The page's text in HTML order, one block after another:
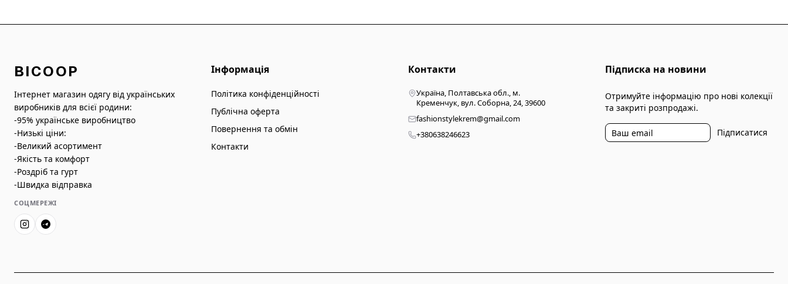
BICOOP
Інтернет магазин одягу від українських
виробників для всієї родини:
-95% українське виробництво
-Низькі ціни:
-Великий асортимент
-Якість та комфорт
-Роздріб та гурт
-Швидка відправка
СОЦМЕРЕЖІ
Інформація
Політика конфіденційності
Публічна оферта
Повернення та обмін
Контакти
Контакти
Україна, Полтавська обл., м.
Кременчук, вул. Соборна, 24, 39600
fashionstylekrem@gmail.com
+380638246623
Підписка на новини
Отримуйте інформацію про нові колекції
та закриті розпродажі.
Підписатися